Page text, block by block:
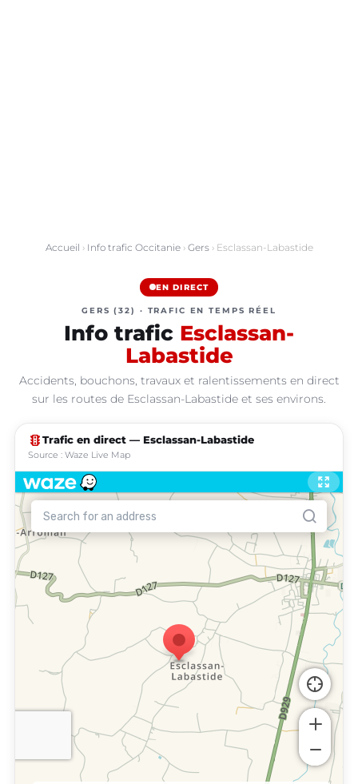
Accueil › Info trafic Occitanie› Gers› Esclassan-Labastide
EN DIRECT
GERS (32) · TRAFIC EN TEMPS RÉEL
Info trafic Esclassan-
Labastide
Accidents, bouchons, travaux et ralentissements en direct
sur les routes de Esclassan-Labastide et ses environs.
traffic Trafic en direct — Esclassan-Labastide
Source : Waze Live Map